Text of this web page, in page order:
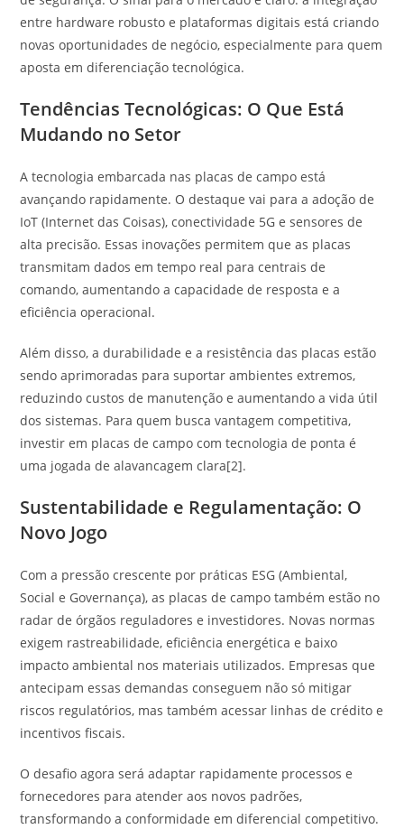
entre hardware robusto e plataformas digitais está criando
novas oportunidades de negócio, especialmente para quem
aposta em diferenciação tecnológica.
Tendências Tecnológicas: O Que Está
Mudando no Setor
A tecnologia embarcada nas placas de campo está
avançando rapidamente. O destaque vai para a adoção de
IoT (Internet das Coisas), conectividade 5G e sensores de
alta precisão. Essas inovações permitem que as placas
transmitam dados em tempo real para centrais de
comando, aumentando a capacidade de resposta e a
eficiência operacional.
Além disso, a durabilidade e a resistência das placas estão
sendo aprimoradas para suportar ambientes extremos,
reduzindo custos de manutenção e aumentando a vida útil
dos sistemas. Para quem busca vantagem competitiva,
investir em placas de campo com tecnologia de ponta é
uma jogada de alavancagem clara[2].
Sustentabilidade e Regulamentação: O
Novo Jogo
Com a pressão crescente por práticas ESG (Ambiental,
Social e Governança), as placas de campo também estão no
radar de órgãos reguladores e investidores. Novas normas
exigem rastreabilidade, eficiência energética e baixo
impacto ambiental nos materiais utilizados. Empresas que
antecipam essas demandas conseguem não só mitigar
riscos regulatórios, mas também acessar linhas de crédito e
incentivos fiscais.
O desafio agora será adaptar rapidamente processos e
fornecedores para atender aos novos padrões,
transformando a conformidade em diferencial competitivo.